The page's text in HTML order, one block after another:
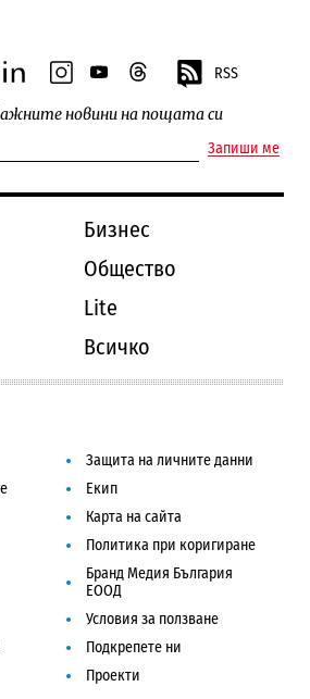
linkedininstagram
youtubethreads RSS
новини на пощата си
Запиши ме
Бизнес
Общество
Lite
Всичко
Защита на личните данни
Екип
Карта на сайта
Политика при коригиране
Бранд Медия България
ЕООД
Условия за ползване
Подкрепете ни
Проекти